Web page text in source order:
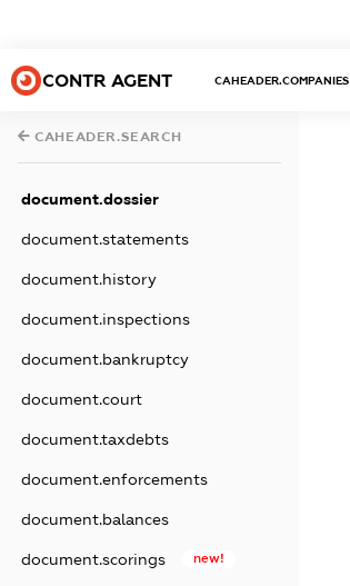
CONTR AGENT CAHEADER.COMPANIES
CAHEADER.SEARCH
document.dossier
document.statements
document.history
document.inspections
document.bankruptcy
document.court
document.taxdebts
document.enforcements
document.balances
document.scorings new!